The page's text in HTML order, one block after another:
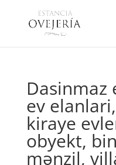
Dasinmaz
ev
kiraye
obyekt,
mənzil,